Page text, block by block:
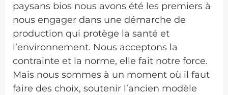
paysans bios nous avons été les premiers à
nous engager dans une démarche de
production qui protège la santé et
l’environnement. Nous acceptons la
contrainte et la norme, elle fait notre force.
Mais nous sommes à un moment où il faut
faire des choix, soutenir l’ancien modèle